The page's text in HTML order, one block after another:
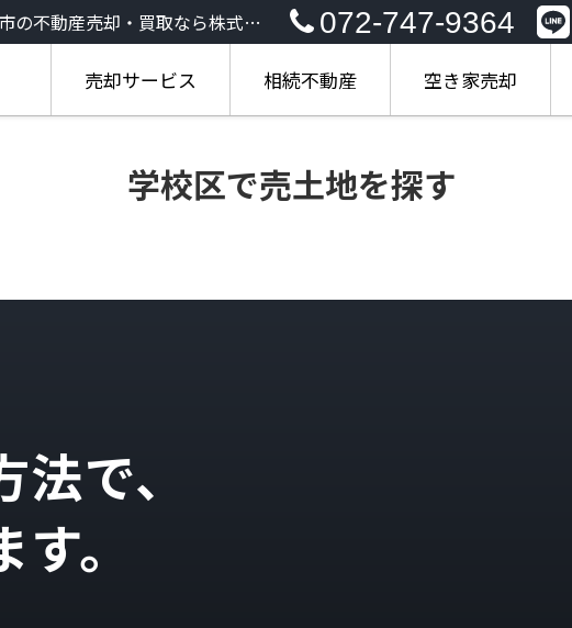
の不動産売却・買取なら株式会
072-747-9364
売却サービス 相続不動産 空き家売却
学校区で売土地を探す
で、
。